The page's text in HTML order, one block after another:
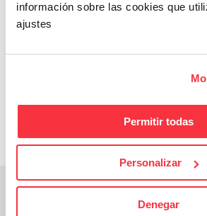
información sobre las cookies que
ajustes
Permitir todas
Personalizar
Denegar
llévatelos
En un segundo, la